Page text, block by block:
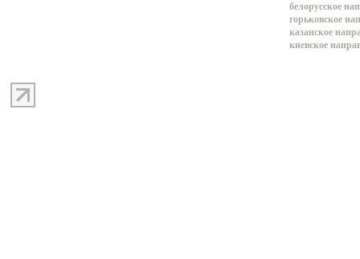
белорусское
горьковское
казанское
киевское